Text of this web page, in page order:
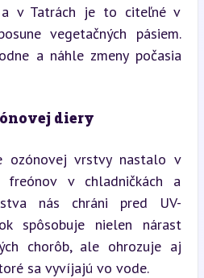
a v Tatrách je to citeľné v
vegetačných pásiem.
a náhle zmeny počasia
diery
ozónovej vrstvy nastalo v
freónov v chladničkách a
nás chráni pred UV-
spôsobuje nielen nárast
chorôb, ale ohrozuje aj
sa vyvíjajú vo vode.